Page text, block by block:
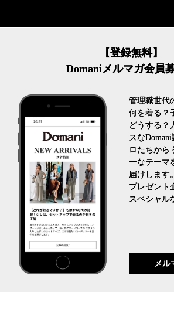
【登録無料】
Domaniメルマガ会員
管理職世代
何を着る？
どうする？
スな
ロたちから
ーなテーマ
届けします。
プレゼント
スペシャル
メル